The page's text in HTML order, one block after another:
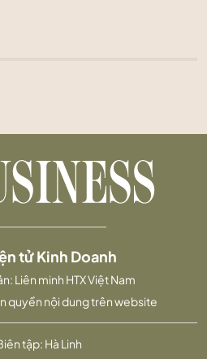
tập: Hà Linh
tử Kinh Doanh
Liên minh HTX Việt Nam
quyền nội dung trên website